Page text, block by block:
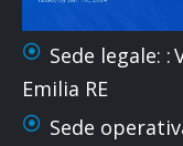
Sede legale: :
Emilia RE
Sede